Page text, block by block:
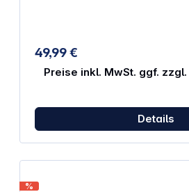
49,99 €
Preise inkl. MwSt. ggf.
Details
%